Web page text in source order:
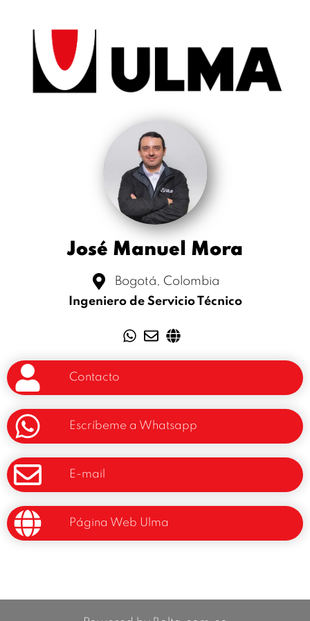
José Manuel Mora
Bogotá, Colombia
Ingeniero de Servicio Técnico
Contacto
Escríbeme a Whatsapp
E-mail
Página Web Ulma